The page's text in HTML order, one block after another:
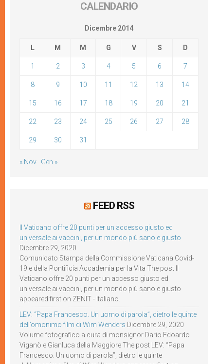
CALENDARIO
Dicembre 2014
L M M G V S D
1 2 3 4 5 6 7
8 9 10 11 12 13 14
15 16 17 18 19 20 21
22 23 24 25 26 27 28
29 30 31
« Nov Gen »
FEED RSS
Il Vaticano offre 20 punti per un accesso giusto ed
universale ai vaccini, per un mondo più sano e giusto
Dicembre 29, 2020
Comunicato Stampa della Commissione Vaticana Covid-
19 e della Pontificia Accademia per la Vita The post Il
Vaticano offre 20 punti per un accesso giusto ed
universale ai vaccini, per un mondo più sano e giusto
appeared first on ZENIT - Italiano.
LEV: “Papa Francesco. Un uomo di parola”, dietro le quinte
dell’omonimo film di Wim Wenders Dicembre 29, 2020
Volume fotografico a cura di monsignor Dario Edoardo
Viganò e Gianluca della Maggiore The post LEV: “Papa
Francesco. Un uomo di parola”, dietro le quinte